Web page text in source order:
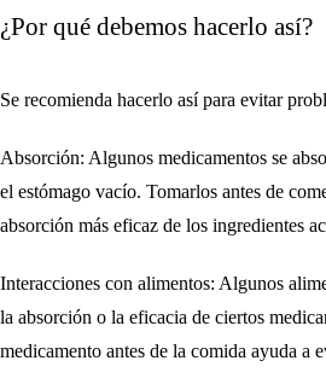
¿Por qué debemos hacerlo así?
Se recomienda hacerlo así para evitar
Absorción: Algunos medicamentos se
el estómago vacío. Tomarlos antes de
absorción más eficaz de los ingredientes
Interacciones con alimentos: Algunos
la absorción o la eficacia de ciertos
medicamento antes de la comida ayuda a